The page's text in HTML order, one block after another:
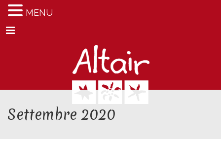
Menu
Settembre 2020
MENU